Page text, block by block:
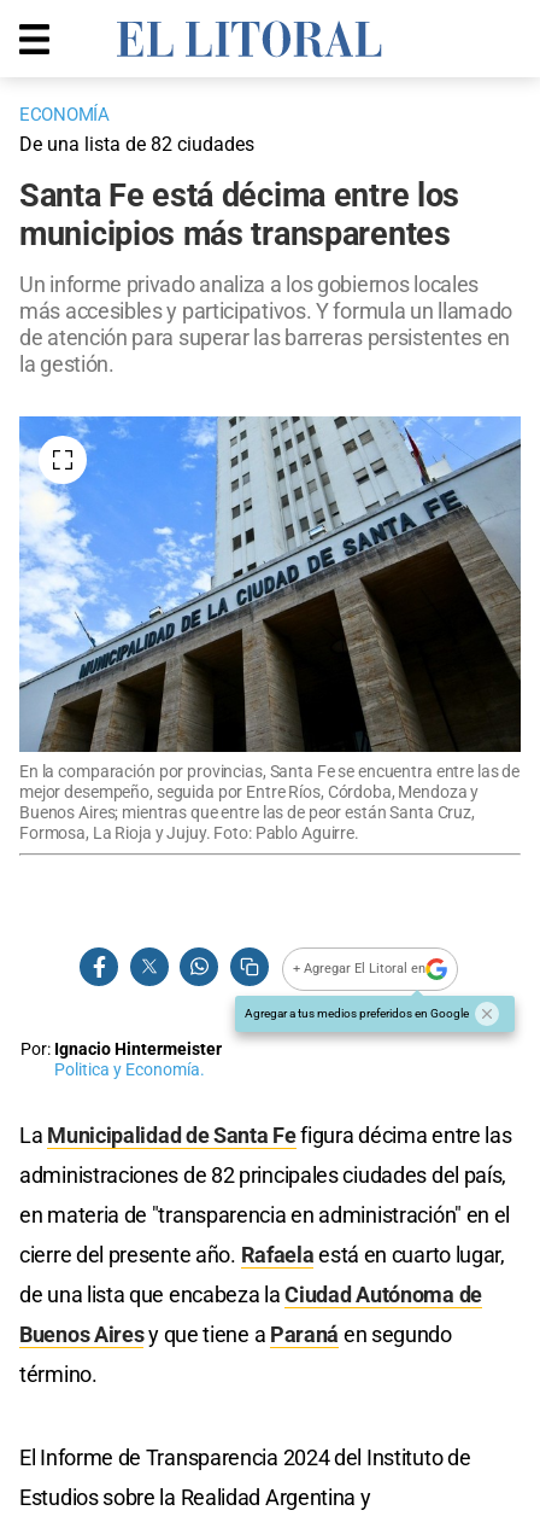
ECONOMÍA
De una lista de 82 ciudades
Santa Fe está décima entre los
municipios más transparentes
Un informe privado analiza a los gobiernos locales
más accesibles y participativos. Y formula un llamado
de atención para superar las barreras persistentes en
la gestión.
En la comparación por provincias, Santa Fe se encuentra entre las de
mejor desempeño, seguida por Entre Ríos, Córdoba, Mendoza y
Buenos Aires; mientras que entre las de peor están Santa Cruz,
Formosa, La Rioja y Jujuy. Foto: Pablo Aguirre.
+ Agregar El Litoral en
Agregar a tus medios preferidos en Google
Por: Ignacio Hintermeister
Politica y Economía.
La Municipalidad de Santa Fefigura décima entre las
administraciones de 82 principales ciudades del país,
en materia de "transparencia en administración" en el
cierre del presente año. Rafaelaestá en cuarto lugar,
de una lista que encabeza laCiudad Autónoma de
Buenos Airesy que tiene a Paraná en segundo
término.
El Informe de Transparencia 2024 del Instituto de
Estudios sobre la Realidad Argentina y